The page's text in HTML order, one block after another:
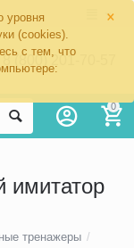
×
уровня
(cookies).
с тем, что
8 (800) 201-70-57
0
имитатор
тренажеры /